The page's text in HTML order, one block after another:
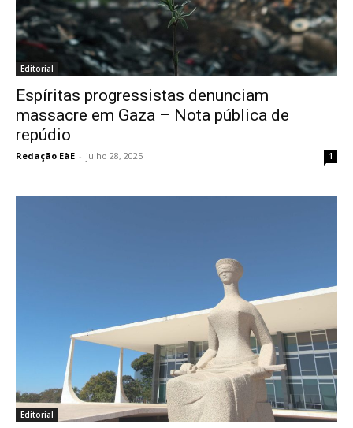
Editorial
Espíritas progressistas denunciam
massacre em Gaza – Nota pública de
repúdio
Redação EàE - julho 28, 2025 1
Editorial